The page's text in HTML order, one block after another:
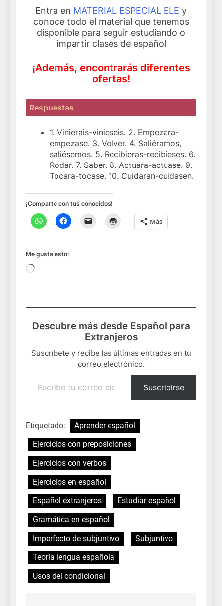
Entra en MATERIAL ESPECIAL ELE y
conoce todo el material que tenemos
disponible para seguir estudiando o
impartir clases de español
¡Además, encontrarás diferentes
ofertas!
Respuestas
1. Vinierais-vinieseis. 2. Empezara-
empezase. 3. Volver. 4. Saliéramos,
saliésemos. 5. Recibieras-recibieses. 6.
Rodar. 7. Saber. 8. Actuara-actuase. 9.
Tocara-tocase. 10. Cuidaran-cuidasen.
¡Comparte con tus conocidos!
Más
Me gusta esto:
Cargando...
Descubre más desde Español para
Extranjeros
Suscríbete y recibe las últimas entradas en tu
correo electrónico.
Escribe tu correo electrónico…
Suscribirse
Etiquetado:
Aprender español
Ejercicios con preposiciones
Ejercicios con verbos
Ejercicios en español
Español extranjeros
Estudiar español
Gramática en español
Imperfecto de subjuntivo
Subjuntivo
Teoría lengua española
Usos del condicional